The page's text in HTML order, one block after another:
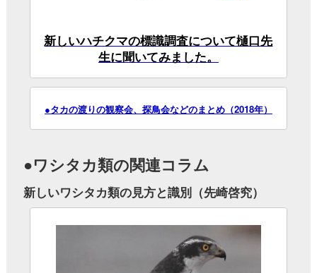
第3回 新しいワシタカ類の見方と識別